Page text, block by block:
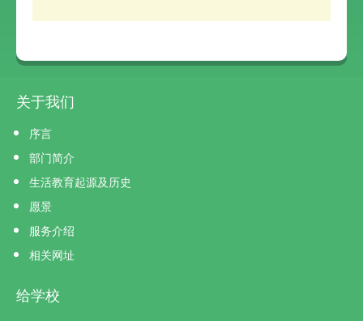
关于我们
序言
部门简介
生活教育起源及历史
愿景
服务介绍
相关网址
给学校